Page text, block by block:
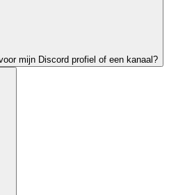
mijn Discord profiel of een kanaal?